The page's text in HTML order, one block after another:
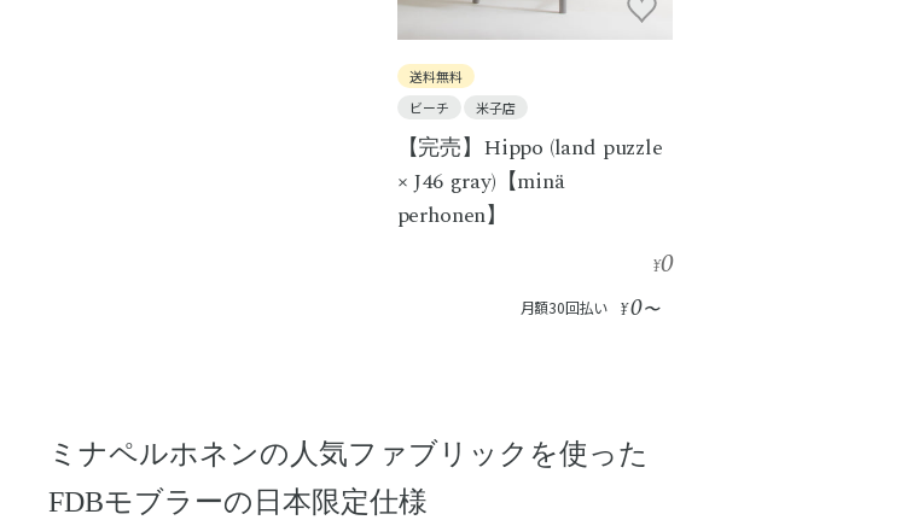
送料無料
ビーチ
米子店
【完売】Hippo (land puzzle
× J46 gray)【minä
perhonen】
¥0
月額30回払い ¥0〜
ミナペルホネンの人気ファブリックを使った
FDBモブラーの日本限定仕様